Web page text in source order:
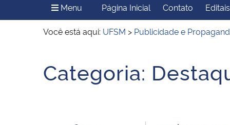
Ministério do Meio Ambiente Ministério do Turismo
Secretaria de Governo
Gabinete de Segurança
Menu Menu Principal do Sítio
Página Inicial Contato Editais
Você está aqui: UFSM > Publicidade e
Categoria: